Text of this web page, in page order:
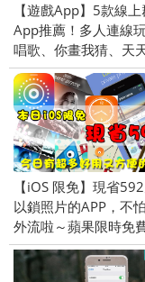
【遊戲App】5款線
App推薦！多人連線玩
唱歌、你畫我猜、天
【iOS 限免】現省
以鎖照片的APP，不
外流啦～蘋果限時免
應用軟體介紹
2016/3/16